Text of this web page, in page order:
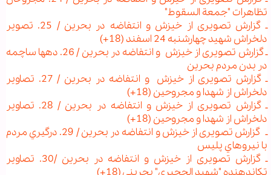
تظاهرات "جمعة السقوط"
ـ گزارش تصویری از خیزش و انتفاضه در بحرین / 25. تصویر
دلخراش شهید چهارشنبه 24 اسفند (18+)
ـ گزارش تصویری از خیزش و انتفاضه در بحرین / 26. ده‏ها ساچمه
در بدن مردم بحرین
ـ گزارش تصویری از خیزش و انتفاضه در بحرین / 27. تصاوير
دلخراش از شهدا و مجروحين (18+)
ـ گزارش تصویری از خیزش و انتفاضه در بحرین / 28. تصاوير
دلخراش از شهدا و مجروحين (18+)
ـ گزارش تصویری از خیزش و انتفاضه در بحرین / 29. درگيري مردم
با نيروهاي پليس
ـ گزارش تصویری از خیزش و انتفاضه در بحرین /30. تصاویر